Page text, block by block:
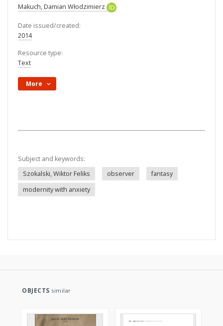
Makuch, Damian Włodzimierz
Date issued/created:
2014
Resource type:
Text
More
Subject and keywords:
Szokalski, Wiktor Feliks
observer
fantasy
modernity with anxiety
OBJECTS similar